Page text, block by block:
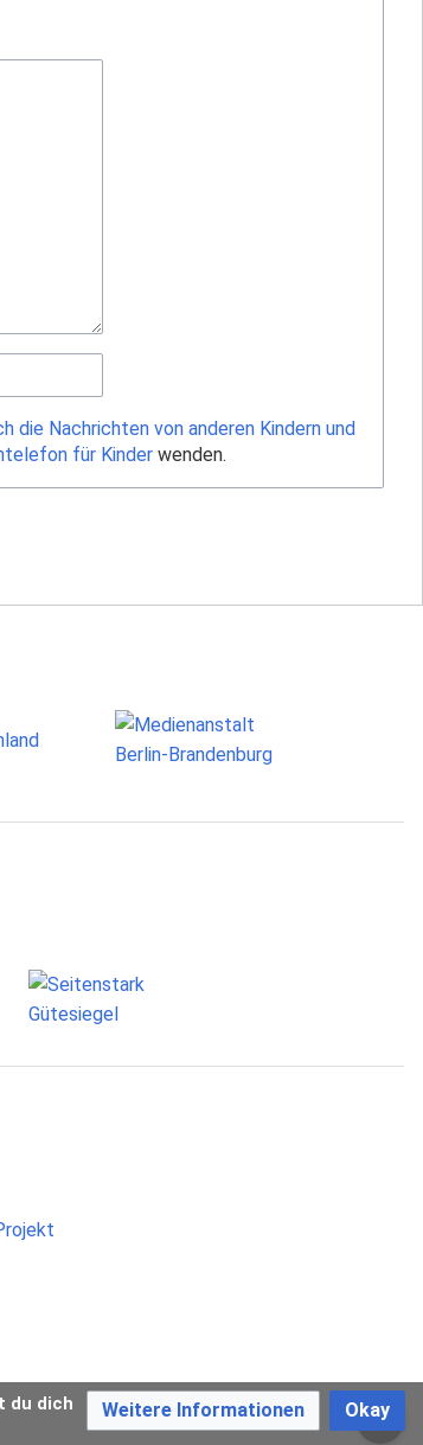
die Nachrichten von anderen Kindern und
für Kinder wenden.
du dich
Weitere Informationen Okay